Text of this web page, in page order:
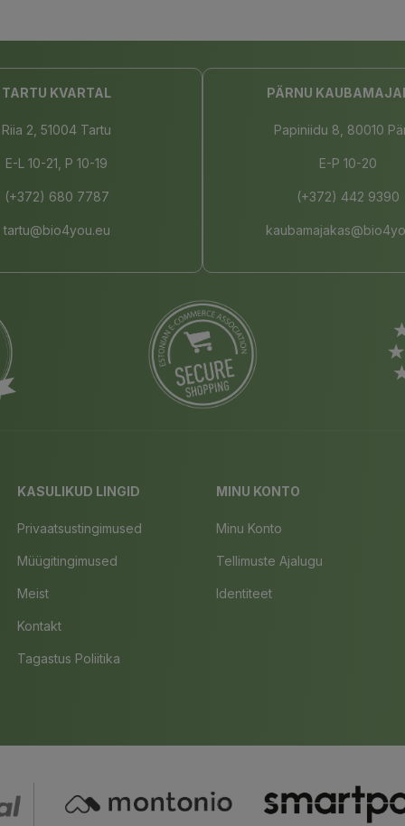
TARTU KVARTAL
Riia 2, 51004 Tartu
E-L 10-21, P 10-19
(+372) 680 7787
tartu@bio4you.eu
PÄRNU
Papiniidu 8, 80010
E-P 10-20
(+372) 442 9390
KASULIKUD LINGID
Privaatsustingimused
Müügitingimused
Meist
Kontakt
Tagastus Poliitika
MINU KONTO
Minu Konto
Tellimuste Ajalugu
Identiteet